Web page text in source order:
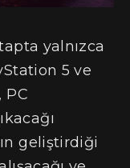
yalnızca
5 ve
PC
geliştirdiği